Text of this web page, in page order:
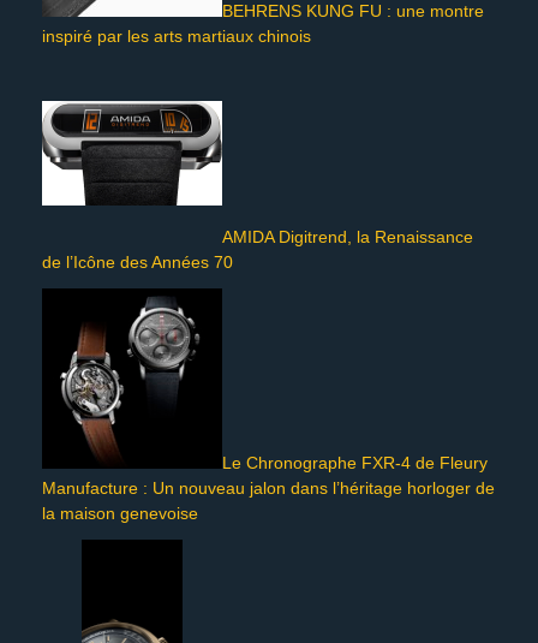
BEHRENS KUNG FU : une montre
inspiré par les arts martiaux chinois
AMIDA Digitrend, la Renaissance
de l’Icône des Années 70
Le Chronographe FXR-4 de Fleury
Manufacture : Un nouveau jalon dans l’héritage horloger de
la maison genevoise